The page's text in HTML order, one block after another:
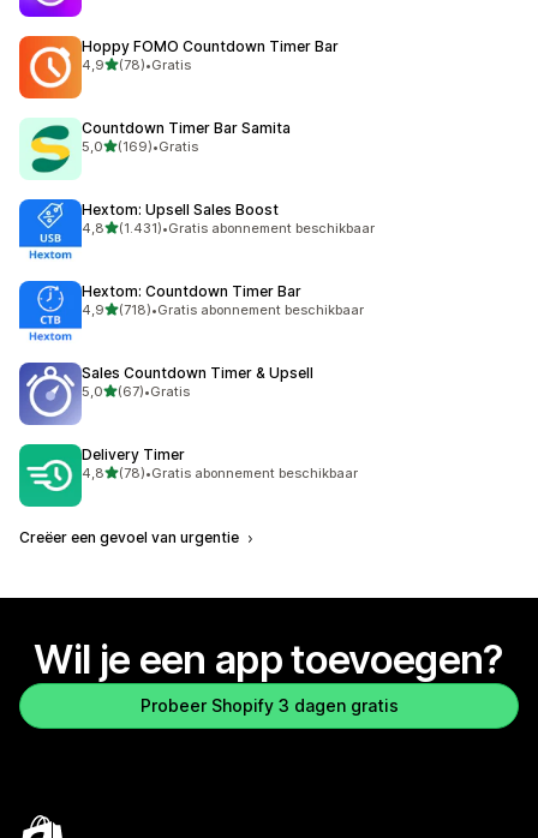
Hoppy FOMO Countdown Timer Bar
4,9van 5 sterren
(78)
78 recensies in totaal
•Gratis
Countdown Timer Bar Samita
5,0van 5 sterren
(169)
169 recensies in totaal
•Gratis
Hextom: Upsell Sales Boost
4,8van 5 sterren
(1.431)
1431 recensies in totaal
•Gratis abonnement beschikbaar
Hextom: Countdown Timer Bar
4,9van 5 sterren
(718)
718 recensies in totaal
•Gratis abonnement beschikbaar
Sales Countdown Timer & Upsell
5,0van 5 sterren
(67)
67 recensies in totaal
•Gratis
Delivery Timer
4,8van 5 sterren
(78)
78 recensies in totaal
•Gratis abonnement beschikbaar
Creëer een gevoel van urgentie
Wil je een app toevoegen?
Probeer Shopify 3 dagen gratis